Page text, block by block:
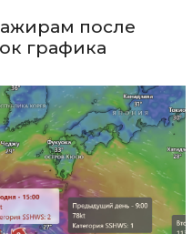
после
графика